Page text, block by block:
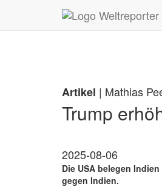
Zum Inhalt springen
Artikel | Mathias
Trump
2025-08-06
Die USA belegen
gegen Indien.